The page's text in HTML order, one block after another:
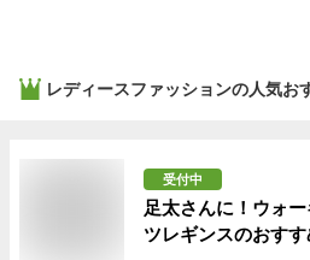
レディースファッションの人気お
受付中
足太さんに！ウォ
ツレギンスのおすす